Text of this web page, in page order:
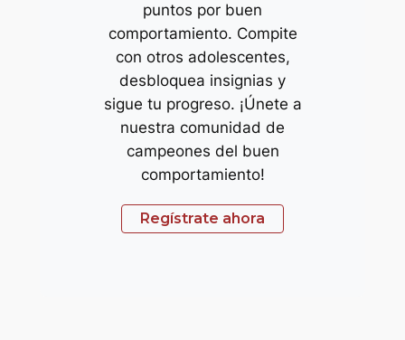
puntos por buen
comportamiento. Compite
con otros adolescentes,
desbloquea insignias y
sigue tu progreso. ¡Únete a
nuestra comunidad de
campeones del buen
comportamiento!
Regístrate ahora